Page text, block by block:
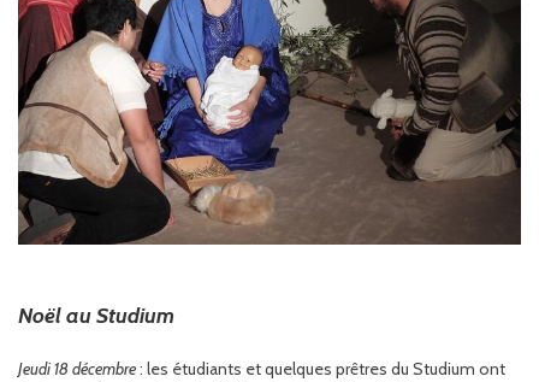
Noël au Studium
Jeudi 18 décembre: les étudiants et quelques prêtres du Studium ont